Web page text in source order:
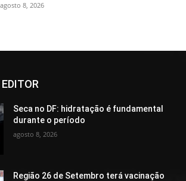
agosto 8, 2026
Seca no DF: hidratação é fundamental
durante o período
agosto 8, 2026
Região 26 de Setembro terá vacinação